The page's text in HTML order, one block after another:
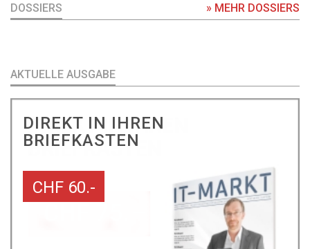
DOSSIERS » MEHR DOSSIERS
AKTUELLE AUSGABE
DIREKT IN IHREN
BRIEFKASTEN
CHF 60.-